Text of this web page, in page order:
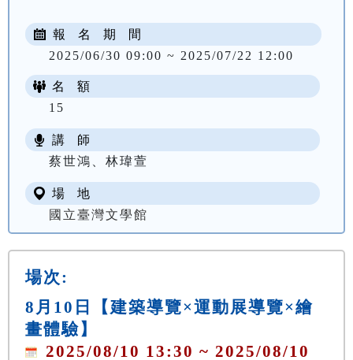
報 名 期 間
2025/06/30 09:00 ~ 2025/07/22 12:00
名 額
15
講 師
蔡世鴻、林瑋萱
場 地
國立臺灣文學館
場次:
8月10日【建築導覽×運動展導覽×繪
畫體驗】
2025/08/10 13:30 ~ 2025/08/10